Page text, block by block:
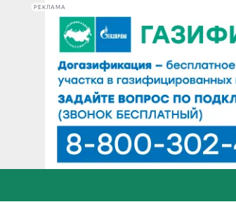
РЕКЛАМА